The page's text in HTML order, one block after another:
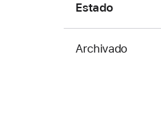
Estado
Archivado